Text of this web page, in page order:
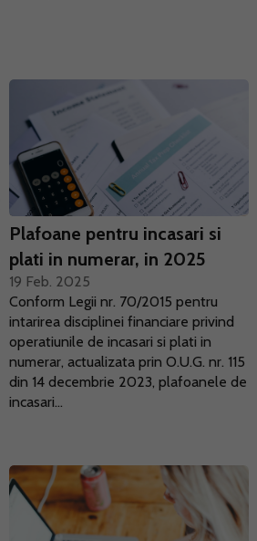
Plafoane pentru incasari si
plati in numerar, in 2025
19 Feb. 2025
Conform Legii nr. 70/2015 pentru
intarirea disciplinei financiare privind
operatiunile de incasari si plati in
numerar, actualizata prin O.U.G. nr. 115
din 14 decembrie 2023, plafoanele de
incasari...